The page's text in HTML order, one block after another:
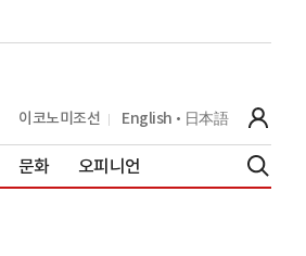
이코노미조선 English 日本語
문화 오피니언